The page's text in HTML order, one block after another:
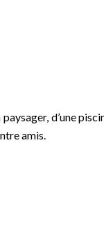
d’une
amis.